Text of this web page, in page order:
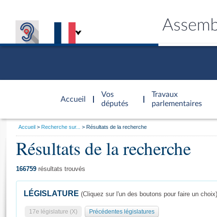
Accueil
d'accueil
Vos
députés
Travaux
parlementaires
Général
Vous
Accueil Recherche sur... Résultats de la recherche
Résultats de la recherche
166759 résultats trouvés
LÉGISLATURE (Cliquez sur l'un des boutons pour faire un choix)
17e législature (X) Précédentes législatures